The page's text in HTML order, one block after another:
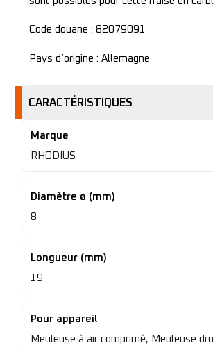
Code douane : 82079091
Pays d’origine : Allemagne
CARACTÉRISTIQUES
Marque
RHODIUS
Diamètre ø (mm)
8
Longueur (mm)
19
Pour appareil
Meuleuse à air comprimé, Meuleuse